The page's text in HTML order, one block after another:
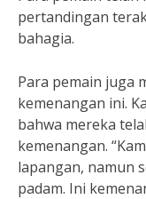
pertandingan
bahagia.
Para pemain juga
kemenangan ini.
bahwa mereka
kemenangan.
lapangan, namun
padam. Ini